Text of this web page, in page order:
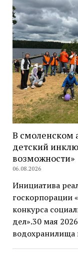
В смоленском
детский
возможности»
06.08.2026
Инициатива
госкорпорации
конкурса
дел».30 мая